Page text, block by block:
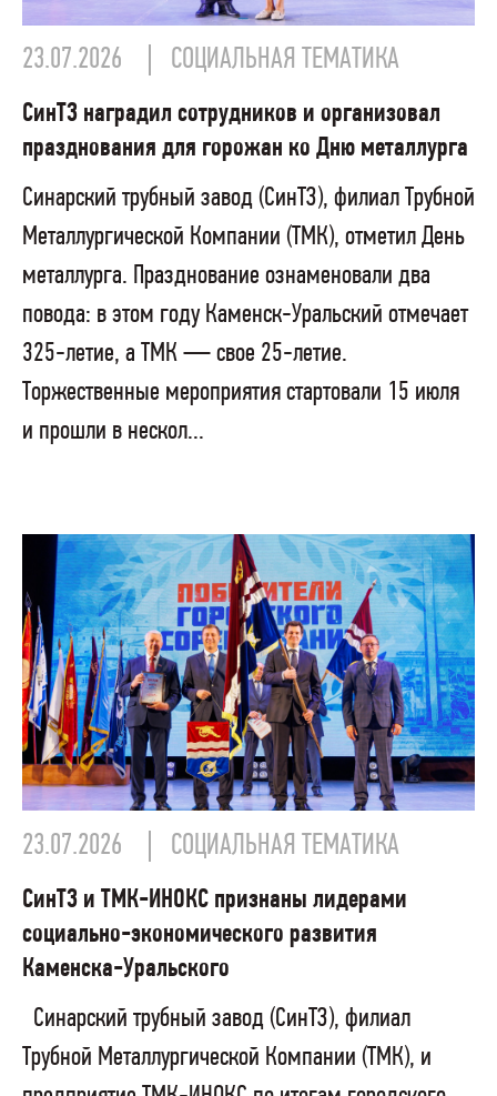
23.07.2026 СОЦИАЛЬНАЯ ТЕМАТИКА
СинТЗ наградил сотрудников и организовал
празднования для горожан ко Дню металлурга
Синарский трубный завод (СинТЗ), филиал Трубной
Металлургической Компании (ТМК), отметил День
металлурга. Празднование ознаменовали два
повода: в этом году Каменск-Уральский отмечает
325-летие, а ТМК — свое 25-летие.
Торжественные мероприятия стартовали 15 июля
и прошли в нескол...
23.07.2026 СОЦИАЛЬНАЯ ТЕМАТИКА
СинТЗ и ТМК-ИНОКС признаны лидерами
социально-экономического развития
Каменска-Уральского
Синарский трубный завод (СинТЗ), филиал
Трубной Металлургической Компании (ТМК), и